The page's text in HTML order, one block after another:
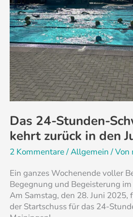
Das 24-Stunden-
kehrt zurück in den
2 Kommentare/Allgemein / Von
Ein ganzes Wochenende voller
Begegnung und Begeisterung
Am Samstag, den 28. Juni
der Startschuss für das 24-